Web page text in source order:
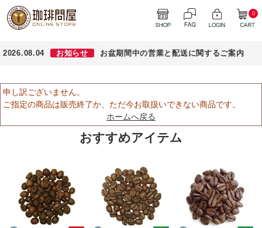
0
2026.08.04 お知らせ お盆期間中の営業と配送に関するご案内
申し訳ございません。
ご指定の商品は販売終了か、ただ今お取扱いできない商品です。
ホームへ戻る
おすすめアイテム